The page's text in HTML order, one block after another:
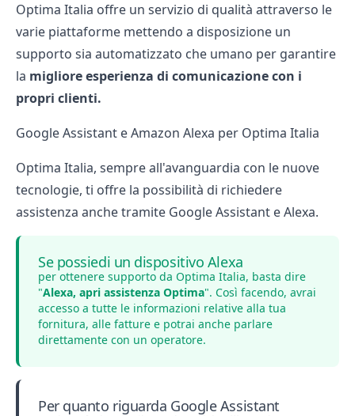
Optima Italia offre un servizio di qualità attraverso le
varie piattaforme mettendo a disposizione un
supporto sia automatizzato che umano per garantire
la migliore esperienza di comunicazione con i
propri clienti.
Google Assistant e Amazon Alexa per Optima Italia
Optima Italia, sempre all'avanguardia con le nuove
tecnologie, ti offre la possibilità di richiedere
assistenza anche tramite Google Assistant e Alexa.
Se possiedi un dispositivo Alexa
per ottenere supporto da Optima Italia, basta dire
"Alexa, apri assistenza Optima". Così facendo, avrai
accesso a tutte le informazioni relative alla tua
fornitura, alle fatture e potrai anche parlare
direttamente con un operatore.
Per quanto riguarda Google Assistant